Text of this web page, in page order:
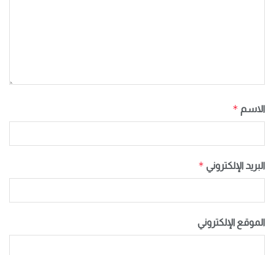
الاسم *
البريد الإلكتروني *
الموقع الإلكتروني